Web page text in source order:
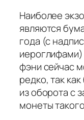
Наиболее
являются
года (с
иероглифами)
фэни сейчас
редко, так
из оборота с
монеты